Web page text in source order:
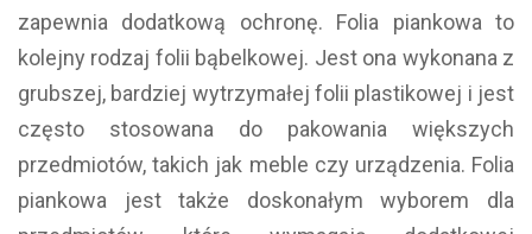
zapewnia dodatkową ochronę. Folia piankowa to
kolejny rodzaj folii bąbelkowej. Jest ona wykonana z
grubszej, bardziej wytrzymałej folii plastikowej i jest
często stosowana do pakowania większych
przedmiotów, takich jak meble czy urządzenia. Folia
piankowa jest także doskonałym wyborem dla